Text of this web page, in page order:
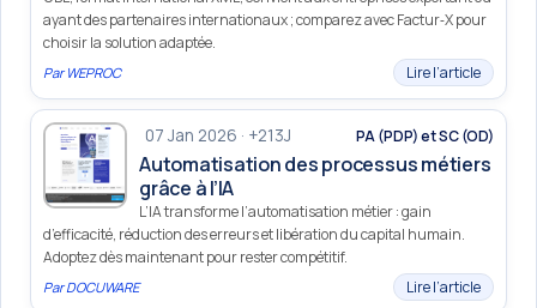
ayant des partenaires internationaux ; comparez avec Factur‑X pour
choisir la solution adaptée.
ParWEPROC Lire l’article
07 Jan 2026 · +213J PA (PDP) et SC (OD)
Automatisation des processus métiers
grâce à l’IA
L’IA transforme l’automatisation métier : gain
d’efficacité, réduction des erreurs et libération du capital humain.
Adoptez dès maintenant pour rester compétitif.
ParDOCUWARE Lire l’article